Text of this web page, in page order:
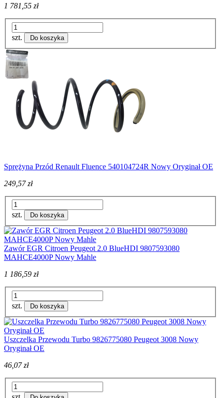
1 781,55 zł
szt. Do koszyka
Sprężyna Przód Renault Fluence 540104724R Nowy Oryginał OE
249,57 zł
szt. Do koszyka
Zawór EGR Citroen Peugeot 2.0 BlueHDI 9807593080
MAHCE4000P Nowy Mahle
1 186,59 zł
szt. Do koszyka
Uszczelka Przewodu Turbo 9826775080 Peugeot 3008 Nowy
Oryginał OE
46,07 zł